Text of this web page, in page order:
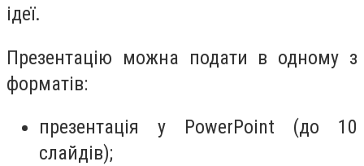
ідеї.
Презентацію можна подати в одному з
форматів:
презентація у PowerPoint (до 10
слайдів);